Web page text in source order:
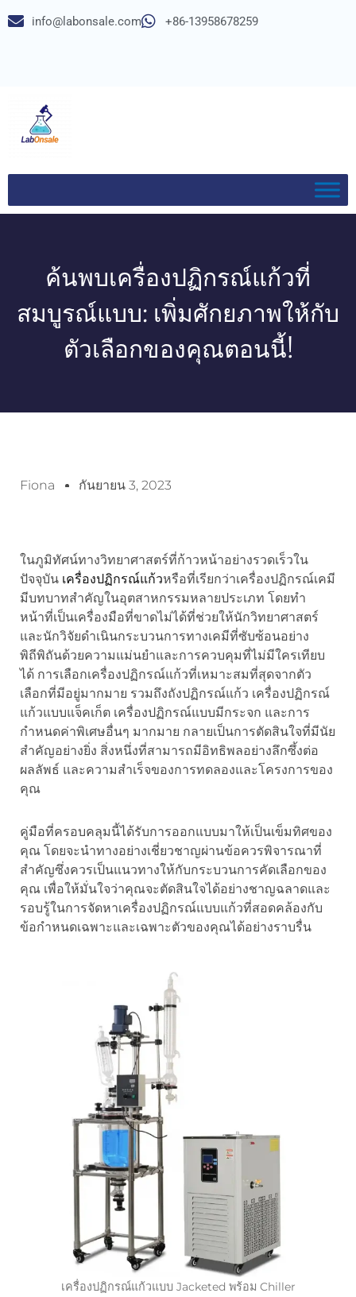
info@labonsale.com +86-13958678259
ค้นพบเครื่องปฏิกรณ์แก้วที่
สมบูรณ์แบบ: เพิ่มศักยภาพให้กับ
ตัวเลือกของคุณตอนนี้!
Fiona กันยายน 3, 2023
ในภูมิทัศน์ทางวิทยาศาสตร์ที่ก้าวหน้าอย่างรวดเร็วใน
ปัจจุบัน เครื่องปฏิกรณ์แก้วหรือที่เรียกว่าเครื่องปฏิกรณ์เคมี
มีบทบาทสำคัญในอุตสาหกรรมหลายประเภท โดยทำ
หน้าที่เป็นเครื่องมือที่ขาดไม่ได้ที่ช่วยให้นักวิทยาศาสตร์
และนักวิจัยดำเนินกระบวนการทางเคมีที่ซับซ้อนอย่าง
พิถีพิถันด้วยความแม่นยำและการควบคุมที่ไม่มีใครเทียบ
ได้ การเลือกเครื่องปฏิกรณ์แก้วที่เหมาะสมที่สุดจากตัว
เลือกที่มีอยู่มากมาย รวมถึงถังปฏิกรณ์แก้ว เครื่องปฏิกรณ์
แก้วแบบแจ็คเก็ต เครื่องปฏิกรณ์แบบมีกระจก และการ
กำหนดค่าพิเศษอื่นๆ มากมาย กลายเป็นการตัดสินใจที่มีนัย
สำคัญอย่างยิ่ง สิ่งหนึ่งที่สามารถมีอิทธิพลอย่างลึกซึ้งต่อ
ผลลัพธ์ และความสำเร็จของการทดลองและโครงการของ
คุณ
คู่มือที่ครอบคลุมนี้ได้รับการออกแบบมาให้เป็นเข็มทิศของ
คุณ โดยจะนำทางอย่างเชี่ยวชาญผ่านข้อควรพิจารณาที่
สำคัญซึ่งควรเป็นแนวทางให้กับกระบวนการคัดเลือกของ
คุณ เพื่อให้มั่นใจว่าคุณจะตัดสินใจได้อย่างชาญฉลาดและ
รอบรู้ในการจัดหาเครื่องปฏิกรณ์แบบแก้วที่สอดคล้องกับ
ข้อกำหนดเฉพาะและเฉพาะตัวของคุณได้อย่างราบรื่น
เครื่องปฏิกรณ์แก้วแบบ Jacketed พร้อม Chiller